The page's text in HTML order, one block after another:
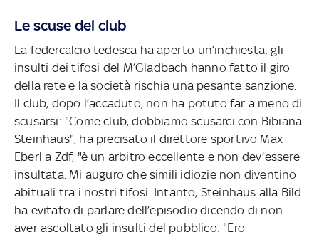
Le scuse del club
La federcalcio tedesca ha aperto un’inchiesta: gli
insulti dei tifosi del M’Gladbach hanno fatto il giro
della rete e la società rischia una pesante sanzione.
Il club, dopo l’accaduto, non ha potuto far a meno di
scusarsi: "Come club, dobbiamo scusarci con Bibiana
Steinhaus", ha precisato il direttore sportivo Max
Eberl a Zdf, "è un arbitro eccellente e non dev’essere
insultata. Mi auguro che simili idiozie non diventino
abituali tra i nostri tifosi. Intanto, Steinhaus alla Bild
ha evitato di parlare dell’episodio dicendo di non
aver ascoltato gli insulti del pubblico: "Ero